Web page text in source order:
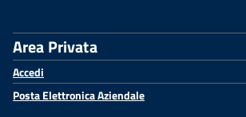
Area Privata
Accedi
Posta Elettronica Aziendale